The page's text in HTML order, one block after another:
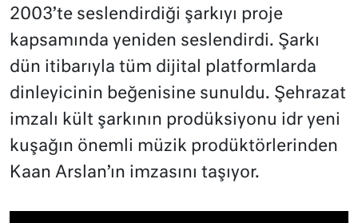
2003’te seslendirdiği şarkıyı proje
kapsamında yeniden seslendirdi. Şarkı
dün itibarıyla tüm dijital platformlarda
dinleyicinin beğenisine sunuldu. Şehrazat
imzalı kült şarkının prodüksiyonu idr yeni
kuşağın önemli müzik prodüktörlerinden
Kaan Arslan’ın imzasını taşıyor.